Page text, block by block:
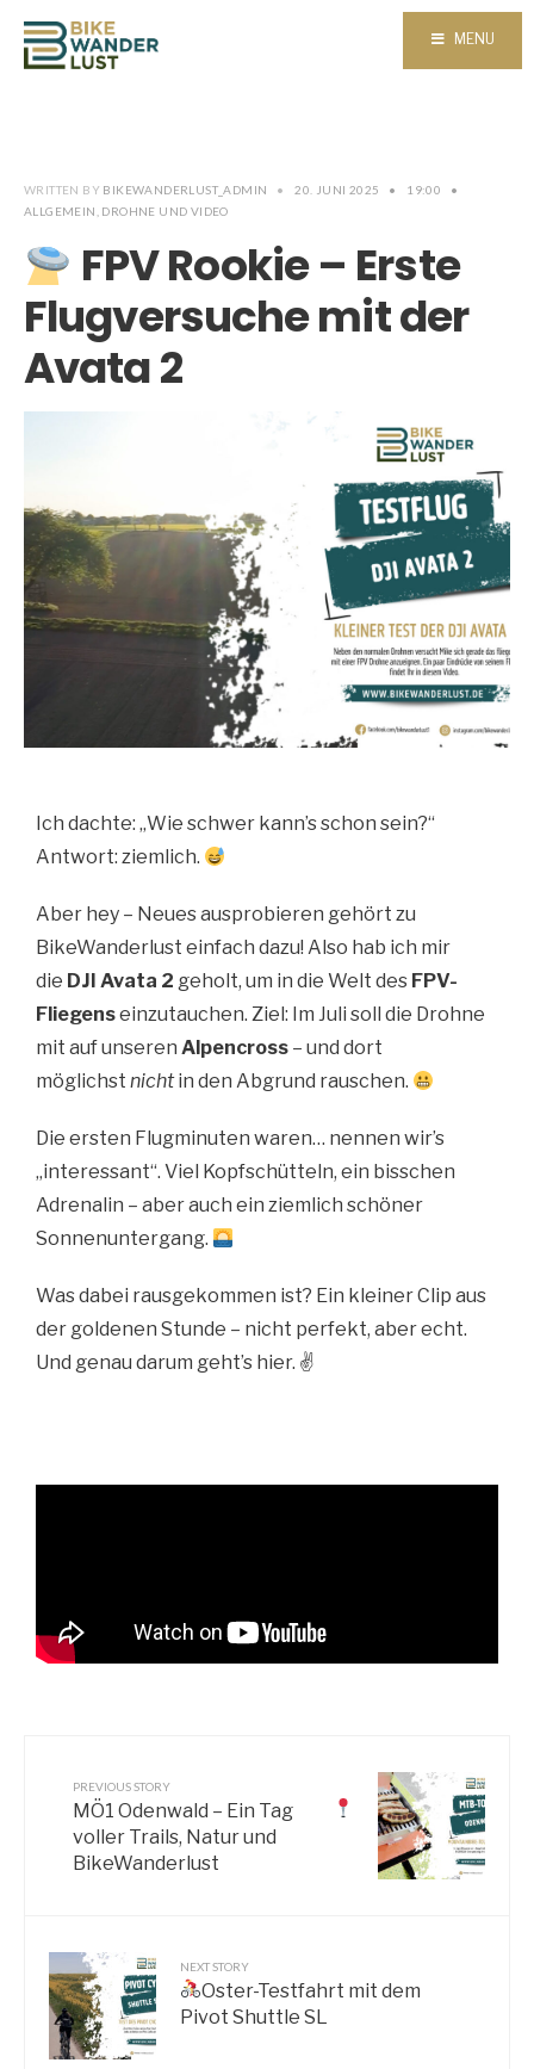
MENU
WRITTEN BY BIKEWANDERLUST_ADMIN • 20. JUNI 2025 • 19:00
•
ALLGEMEIN DROHNE UND VIDEO
FPV Rookie – Erste
Flugversuche mit der
Avata 2
Ich dachte: „Wie schwer kann’s schon sein?“
Antwort: ziemlich.
Aber hey – Neues ausprobieren gehört zu
BikeWanderlust einfach dazu! Also hab ich mir
die DJI Avata 2 geholt, um in die Welt des FPV-
Fliegenseinzutauchen. Ziel: Im Juli soll die Drohne
mit auf unseren Alpencross – und dort
möglichst nichtin den Abgrund rauschen.
Die ersten Flugminuten waren… nennen wir’s
„interessant“. Viel Kopfschütteln, ein bisschen
Adrenalin – aber auch ein ziemlich schöner
Sonnenuntergang.
Was dabei rausgekommen ist? Ein kleiner Clip aus
der goldenen Stunde – nicht perfekt, aber echt.
Und genau darum geht’s hier. ✌️
PREVIOUS STORY
MÖ1 Odenwald – Ein Tag
voller Trails, Natur und
BikeWanderlust
NEXT STORY
Oster-Testfahrt mit dem
Pivot Shuttle SL